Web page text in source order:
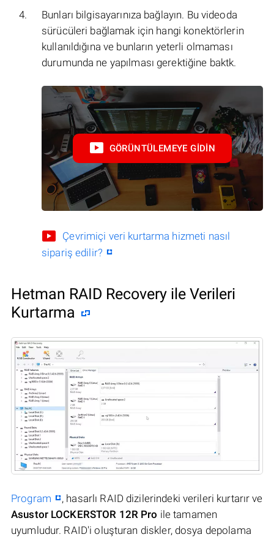
Bunları bilgisayarınıza bağlayın. Bu videoda
sürücüleri bağlamak için hangi konektörlerin
kullanıldığına ve bunların yeterli olmaması
durumunda ne yapılması gerektiğine baktk.
GÖRÜNTÜLEMEYE GIDIN
Çevrimiçi veri kurtarma hizmeti nasıl
sipariş edilir?
Hetman RAID Recovery ile Verileri
Kurtarma
Program
, hasarlı RAID dizilerindeki verileri kurtarır ve
Asustor LOCKERSTOR 12R Pro ile tamamen
uyumludur. RAID'i oluşturan diskler, dosya depolama